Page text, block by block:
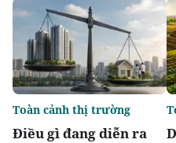
Điều gì đang diễn ra
Toàn cảnh thị trường